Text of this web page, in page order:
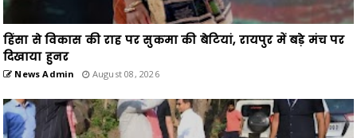
हिंसा से विकास की राह पर सुकमा की बेटियां, रायपुर में बड़े मंच पर
दिखाया हुनर
News Admin August 08, 2026